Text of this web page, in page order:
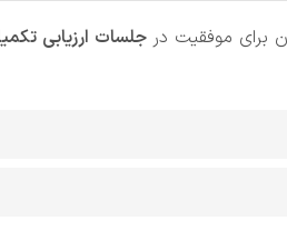
برای موفقیت درجلسات ارزیابی